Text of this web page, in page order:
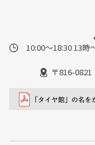
10:00～18:30 13時
〒816-